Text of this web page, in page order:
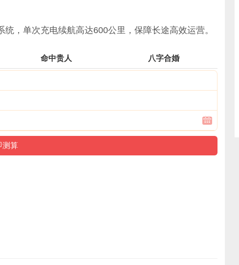
，单次充电续航高达600公里，保障长途高效运营。
命中贵人 八字合婚